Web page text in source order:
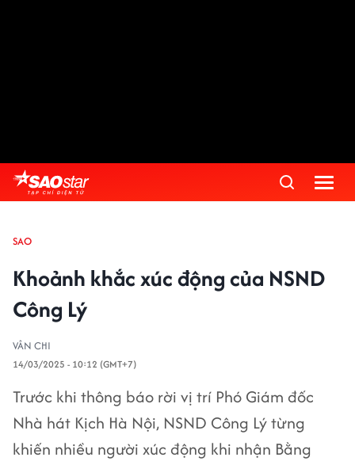
SAO
Khoảnh khắc xúc động của NSND
Công Lý
VÂN CHI
14/03/2025 - 10:12 (GMT+7)
Trước khi thông báo rời vị trí Phó Giám đốc
Nhà hát Kịch Hà Nội, NSND Công Lý từng
khiến nhiều người xúc động khi nhận Bằng